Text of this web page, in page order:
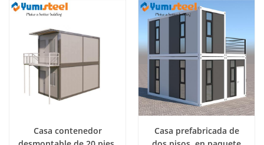
Casa contenedor
Casa prefabricada de